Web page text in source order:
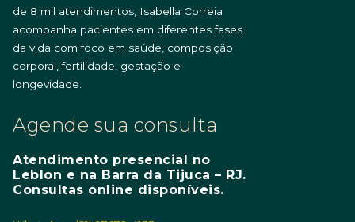
de 8 mil atendimentos, Isabella Correia
acompanha pacientes em diferentes fases
da vida com foco em saúde, composição
corporal, fertilidade, gestação e
longevidade.
Agende sua consulta
Atendimento presencial no
Leblon e na Barra da Tijuca – RJ.
Consultas online disponíveis.